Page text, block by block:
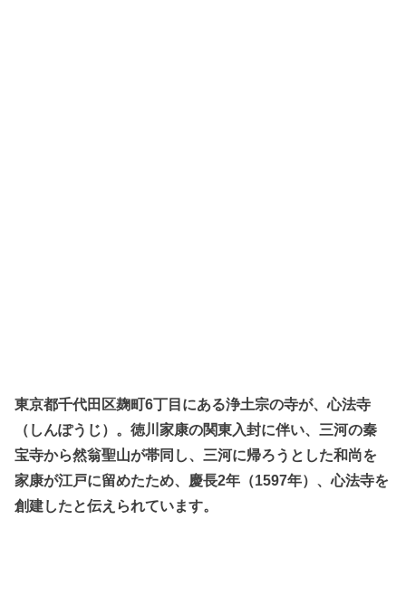
東京都千代田区麹町6丁目にある浄土宗の寺が、心法寺
（しんぽうじ）。徳川家康の関東入封に伴い、三河の秦
宝寺から然翁聖山が帯同し、三河に帰ろうとした和尚を
家康が江戸に留めたため、慶長2年（1597年）、心法寺を
創建したと伝えられています。